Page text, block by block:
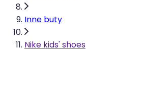
Inne buty
Nike kids' shoes